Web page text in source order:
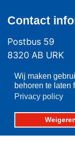
Wij maken
behoren te laten
Privacy policy
Contact
Postbus 59
8320 AB URK
Bezoekadres:
Vlaak 12 URK
Telefoon:
Fax: 0527-